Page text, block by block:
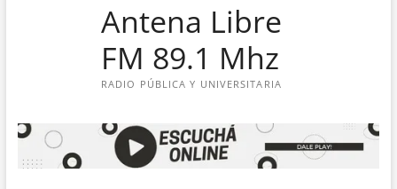
Antena Libre
FM 89.1 Mhz
RADIO PÚBLICA Y UNIVERSITARIA